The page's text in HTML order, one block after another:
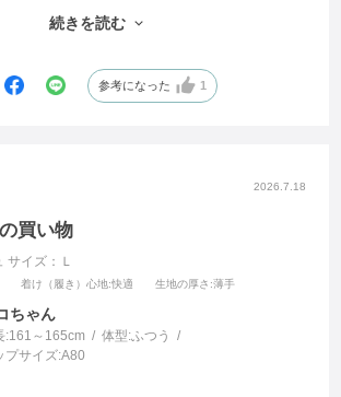
続きを読む
参考になった 1
2026.7.18
買い物
サイズ：Ｌ
着け（履き）心地:快適 生地の厚さ :薄手
ちゃん
:161～165cm 体型:ふつう
プサイズ:A80